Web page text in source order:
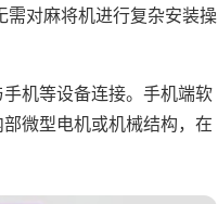
需对麻将机进行复杂安装操
机等设备连接。手机端软
微型电机或机械结构，在